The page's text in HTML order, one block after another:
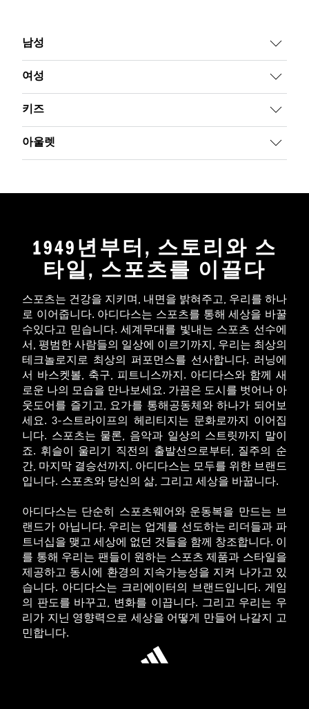
남성
여성
키즈
아울렛
1949년부터, 스토리와 스
타일, 스포츠를 이끌다
스포츠는 건강을 지키며, 내면을 밝혀주고, 우리를 하나
로 이어줍니다. 아디다스는 스포츠를 통해 세상을 바꿀
수있다고 믿습니다. 세계무대를 빛내는 스포츠 선수에
서, 평범한 사람들의 일상에 이르기까지, 우리는 최상의
테크놀로지로 최상의 퍼포먼스를 선사합니다. 러닝에
서 바스켓볼, 축구, 피트니스까지. 아디다스와 함께 새
로운 나의 모습을 만나보세요. 가끔은 도시를 벗어나 아
웃도어를 즐기고, 요가를 통해공동체와 하나가 되어보
세요. 3-스트라이프의 헤리티지는 문화로까지 이어집
니다. 스포츠는 물론, 음악과 일상의 스트릿까지 말이
죠. 휘슬이 울리기 직전의 출발선으로부터, 질주의 순
간, 마지막 결승선까지. 아디다스는 모두를 위한 브랜드
입니다. 스포츠와 당신의 삶, 그리고 세상을 바꿉니다.
아디다스는 단순히 스포츠웨어와 운동복을 만드는 브
랜드가 아닙니다. 우리는 업계를 선도하는 리더들과 파
트너십을 맺고 세상에 없던 것들을 함께 창조합니다. 이
를 통해 우리는 팬들이 원하는 스포츠 제품과 스타일을
제공하고 동시에 환경의 지속가능성을 지켜 나가고 있
습니다. 아디다스는 크리에이터의 브랜드입니다. 게임
의 판도를 바꾸고, 변화를 이끕니다. 그리고 우리는 우
리가 지닌 영향력으로 세상을 어떻게 만들어 나갈지 고
민합니다.